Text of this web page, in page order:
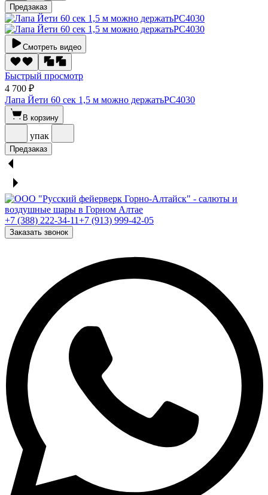
Предзаказ
Смотреть видео
Быстрый просмотр
4 700 ₽
Лапа Йети 60 сек 1,5 м можно держатьРС4030
В корзину
упак
Предзаказ
+7 (388) 222-34-11+7 (913) 999-42-05
Заказать звонок